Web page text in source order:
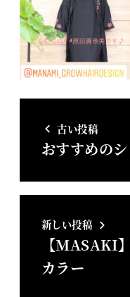
古い投稿
おすすめの
新しい投稿
【MASAKI
カラー